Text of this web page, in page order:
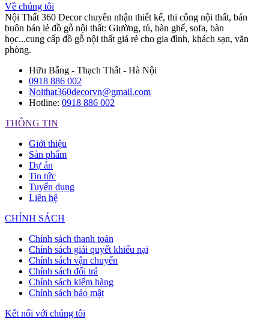
Về chúng tôi
Nội Thất 360 Decor chuyên nhận thiết kế, thi công nội thất, bán
buôn bán lẻ đồ gỗ nội thất: Giường, tủ, bàn ghế, sofa, bàn
học...cung cấp đồ gỗ nội thất giá rẻ cho gia đình, khách sạn, văn
phòng.
Hữu Bằng - Thạch Thất - Hà Nội
0918 886 002
Noithat360decorvn@gmail.com
Hotline: 0918 886 002
THÔNG TIN
Giới thiệu
Sản phẩm
Dự án
Tin tức
Tuyển dụng
Liên hệ
CHÍNH SÁCH
Chính sách thanh toán
Chính sách giải quyết khiếu nại
Chính sách vận chuyển
Chính sách đổi trả
Chính sách kiểm hàng
Chính sách bảo mật
Kết nối với chúng tôi